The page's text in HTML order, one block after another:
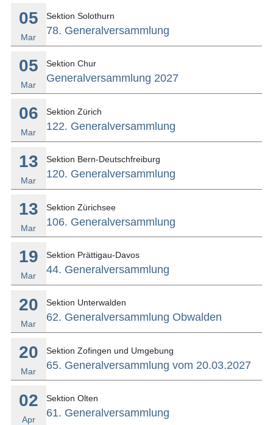
05
Mar
Sektion Solothurn
78. Generalversammlung
05
Mar
Sektion Chur
Generalversammlung 2027
06
Mar
Sektion Zürich
122. Generalversammlung
13
Mar
Sektion Bern-Deutschfreiburg
120. Generalversammlung
13
Mar
Sektion Zürichsee
106. Generalversammlung
19
Mar
Sektion Prättigau-Davos
44. Generalversammlung
20
Mar
Sektion Unterwalden
62. Generalversammlung Obwalden
20
Mar
Sektion Zofingen und Umgebung
65. Generalversammlung vom 20.03.2027
02
Apr
Sektion Olten
61. Generalversammlung